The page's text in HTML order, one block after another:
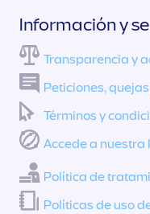
Información y
Transparencia y
Peticiones,
Términos y
Accede a nuestra
Política de
Políticas de uso